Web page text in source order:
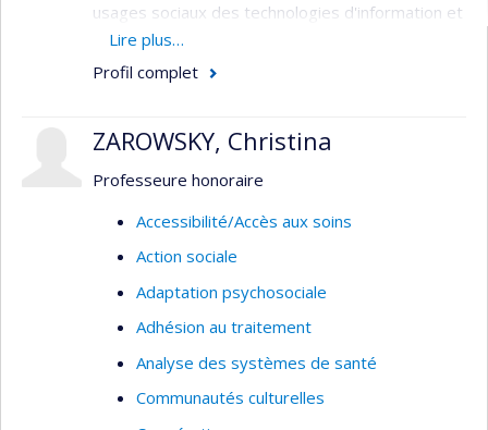
usages sociaux des technologies d'information et
de communication. Responsabilisation et
participation du patient et du citoyen.
Lire plus…
Profil complet
ZAROWSKY, Christina
Professeure honoraire
Accessibilité/Accès aux soins
Action sociale
Adaptation psychosociale
Adhésion au traitement
Analyse des systèmes de santé
Communautés culturelles